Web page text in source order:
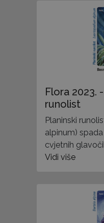
Flora 2023.
runolist
Planinski
alpinum)
cvjetnih
Vidi više